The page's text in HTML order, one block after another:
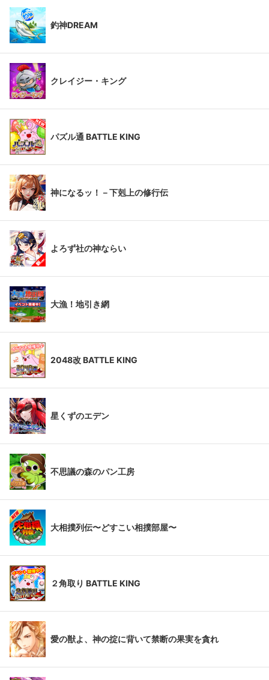
釣神DREAM
クレイジー・キング
パズル通 BATTLE KING
神になるッ！－下剋上の修行伝
よろず社の神ならい
大漁！地引き網
2048改 BATTLE KING
星くずのエデン
不思議の森のパン工房
大相撲列伝〜どすこい相撲部屋〜
２角取り BATTLE KING
愛の獣よ、神の掟に背いて禁断の果実を貪れ